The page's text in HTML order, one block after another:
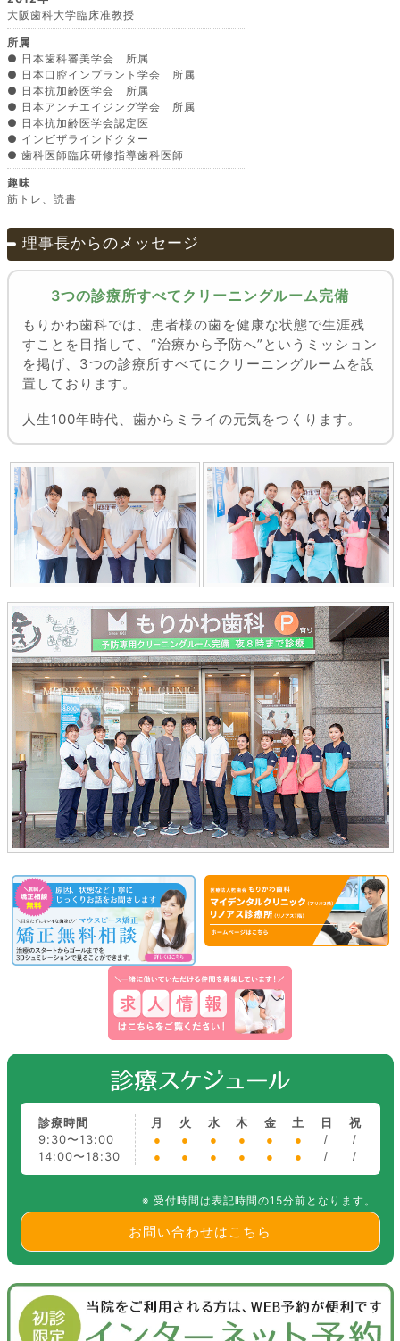
大阪歯科大学臨床准教授
所属
● 日本歯科審美学会 所属
● 日本口腔インプラント学会 所属
● 日本抗加齢医学会 所属
● 日本アンチエイジング学会 所属
● 日本抗加齢医学会認定医
● インビザラインドクター
● 歯科医師臨床研修指導歯科医師
趣味
筋トレ、読書
理事長からのメッセージ
3つの診療所すべてクリーニングルーム完備
もりかわ歯科では、患者様の歯を健康な状態で生涯残
すことを目指して、“治療から予防へ”というミッション
を掲げ、3つの診療所すべてにクリーニングルームを設
置しております。
人生100年時代、歯からミライの元気をつくります。
診療時間
9:30〜13:00
14:00〜18:30
月
●
●
火
●
●
水
●
●
木
●
●
金
●
●
土
●
●
日
/
/
祝
/
/
※ 受付時間は表記時間の15分前となります。
お問い合わせはこちら